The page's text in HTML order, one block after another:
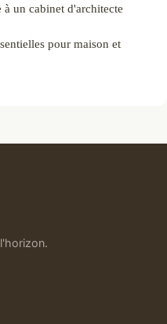
un cabinet d'architecte
pour maison et